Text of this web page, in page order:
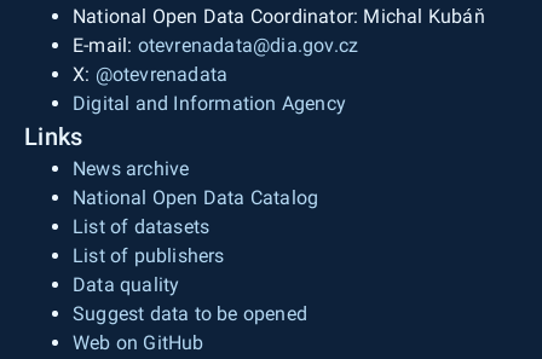
National Open Data Coordinator: Michal Kubáň
E-mail: otevrenadata@dia.gov.cz
X: @otevrenadata
Digital and Information Agency
Links
News archive
National Open Data Catalog
List of datasets
List of publishers
Data quality
Suggest data to be opened
Web on GitHub